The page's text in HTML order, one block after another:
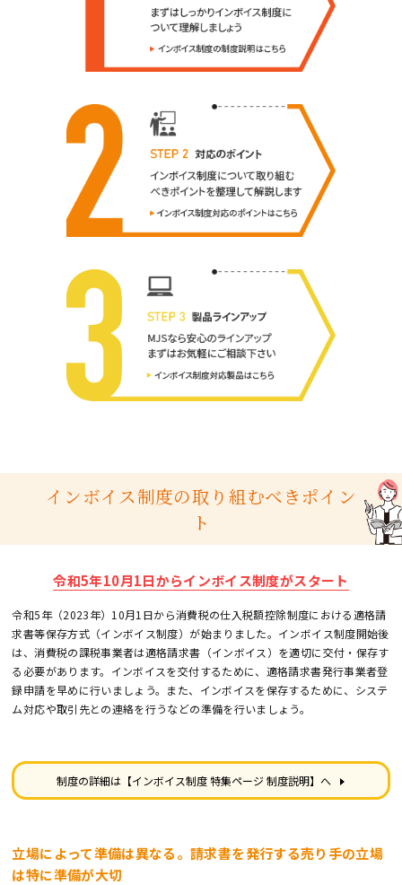
インボイス制度の取り組むべきポイン
ト
令和5年10月1日からインボイス制度がスタート
令和5年（2023年）10月1日から消費税の仕入税額控除制度における適格請
求書等保存方式（インボイス制度）が始まりました。インボイス制度開始後
は、消費税の課税事業者は適格請求書（インボイス）を適切に交付・保存す
る必要があります。インボイスを交付するために、適格請求書発行事業者登
録申請を早めに行いましょう。また、インボイスを保存するために、システ
ム対応や取引先との連絡を行うなどの準備を行いましょう。
制度の詳細は【インボイス制度 特集ページ 制度説明】へ
立場によって準備は異なる。請求書を発行する売り手の立場
は特に準備が大切